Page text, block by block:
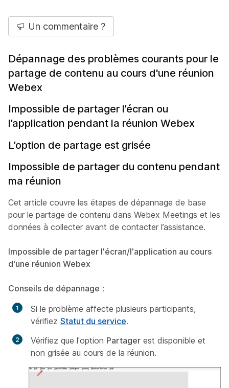
Un commentaire ?
Dépannage des problèmes courants pour le
partage de contenu au cours d'une réunion
Webex
Impossible de partager l’écran ou
l’application pendant la réunion Webex
L’option de partage est grisée
Impossible de partager du contenu pendant
ma réunion
Cet article couvre les étapes de dépannage de base
pour le partage de contenu dans Webex Meetings et les
données à collecter avant de contacter l’assistance.
Impossible de partager l'écran/l'application au cours
d'une réunion Webex
Conseils de dépannage :
Si le problème affecte plusieurs participants,
vérifiez Statut du service.
Vérifiez que l'option Partager est disponible et
non grisée au cours de la réunion.